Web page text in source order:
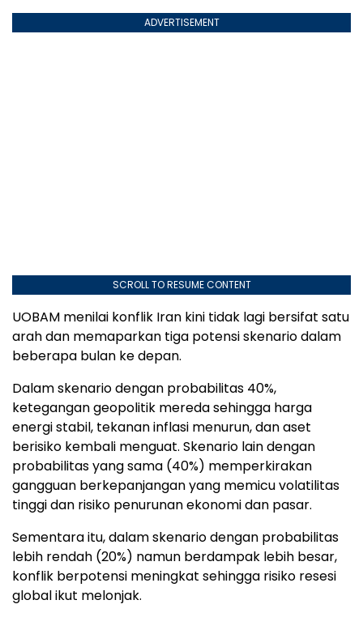
ADVERTISEMENT
SCROLL TO RESUME CONTENT
UOBAM menilai konflik Iran kini tidak lagi bersifat satu
arah dan memaparkan tiga potensi skenario dalam
beberapa bulan ke depan.
Dalam skenario dengan probabilitas 40%,
ketegangan geopolitik mereda sehingga harga
energi stabil, tekanan inflasi menurun, dan aset
berisiko kembali menguat. Skenario lain dengan
probabilitas yang sama (40%) memperkirakan
gangguan berkepanjangan yang memicu volatilitas
tinggi dan risiko penurunan ekonomi dan pasar.
Sementara itu, dalam skenario dengan probabilitas
lebih rendah (20%) namun berdampak lebih besar,
konflik berpotensi meningkat sehingga risiko resesi
global ikut melonjak.